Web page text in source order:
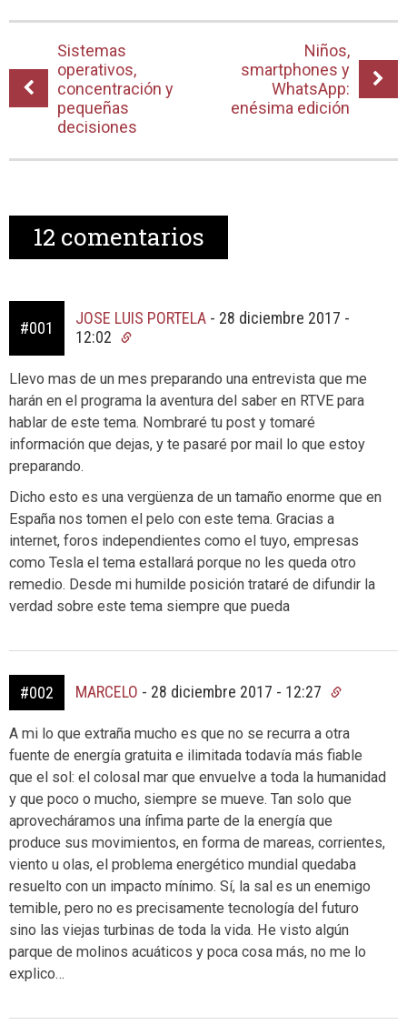
Sistemas
operativos,
concentración y
pequeñas
decisiones
Niños,
smartphones y
WhatsApp:
enésima edición
12 comentarios
#001
JOSE LUIS PORTELA - 28 diciembre 2017 -
12:02
Llevo mas de un mes preparando una entrevista que me
harán en el programa la aventura del saber en RTVE para
hablar de este tema. Nombraré tu post y tomaré
información que dejas, y te pasaré por mail lo que estoy
preparando.
Dicho esto es una vergüenza de un tamaño enorme que en
España nos tomen el pelo con este tema. Gracias a
internet, foros independientes como el tuyo, empresas
como Tesla el tema estallará porque no les queda otro
remedio. Desde mi humilde posición trataré de difundir la
verdad sobre este tema siempre que pueda
#002 MARCELO - 28 diciembre 2017 - 12:27
A mi lo que extraña mucho es que no se recurra a otra
fuente de energía gratuita e ilimitada todavía más fiable
que el sol: el colosal mar que envuelve a toda la humanidad
y que poco o mucho, siempre se mueve. Tan solo que
aprovecháramos una ínfima parte de la energía que
produce sus movimientos, en forma de mareas, corrientes,
viento u olas, el problema energético mundial quedaba
resuelto con un impacto mínimo. Sí, la sal es un enemigo
temible, pero no es precisamente tecnología del futuro
sino las viejas turbinas de toda la vida. He visto algún
parque de molinos acuáticos y poca cosa más, no me lo
explico…